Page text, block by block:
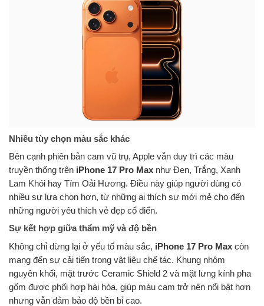
Nhiều tùy chọn màu sắc khác
Bên cạnh phiên bản cam vũ trụ, Apple vẫn duy trì các màu
truyền thống trên iPhone 17 Pro Max như Đen, Trắng, Xanh
Lam Khói hay Tím Oải Hương. Điều này giúp người dùng có
nhiều sự lựa chọn hơn, từ những ai thích sự mới mẻ cho đến
những người yêu thích vẻ đẹp cổ điển.
Sự kết hợp giữa thẩm mỹ và độ bền
Không chỉ dừng lại ở yếu tố màu sắc, iPhone 17 Pro Max còn
mang đến sự cải tiến trong vật liệu chế tác. Khung nhôm
nguyên khối, mặt trước Ceramic Shield 2 và mặt lưng kính pha
gốm được phối hợp hài hòa, giúp màu cam trở nên nổi bật hơn
nhưng vẫn đảm bảo độ bền bỉ cao.